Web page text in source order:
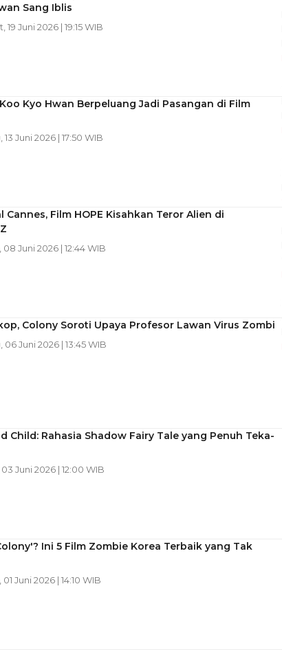
Sang Iblis
19 Juni 2026 | 19:15 WIB
Kyo Hwan Berpeluang Jadi Pasangan di Film
13 Juni 2026 | 17:50 WIB
Cannes, Film HOPE Kisahkan Teror Alien di
08 Juni 2026 | 12:44 WIB
Colony Soroti Upaya Profesor Lawan Virus Zombi
06 Juni 2026 | 13:45 WIB
Child: Rahasia Shadow Fairy Tale yang Penuh Teka-
Juni 2026 | 12:00 WIB
Ini 5 Film Zombie Korea Terbaik yang Tak
01 Juni 2026 | 14:10 WIB